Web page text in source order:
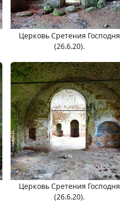
Церковь Сретения Господня
(26.6.20).
Церковь Сретения Господня
(26.6.20).